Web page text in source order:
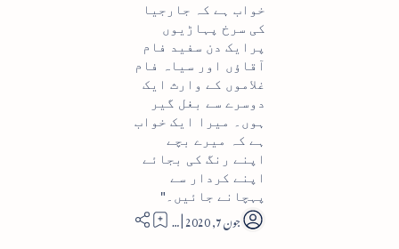
خواب ہے کہ جارجیا
کی سرخ پہاڑیوں
پرایک دن سفید فام
آقاؤں اور سیاہ فام
غلاموں کے وارث ایک
دوسرے سے بغل گیر
ہوں۔ میرا ایک خواب
ہے کہ میرے بچے
اپنے رنگ کی بجائے
اپنے کردار سے
پہچانے جائیں۔"
8